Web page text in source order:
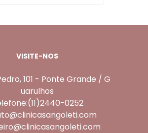
VISITE-NOS
101 - Ponte Grande / G
uarulhos
0252